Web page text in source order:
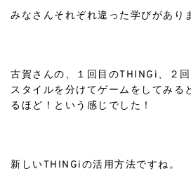
みなさんそれぞれ違った学びがあり
古賀さんの、１回目のTHINGi、２
スタイルを分けてゲームをしてみる
るほど！という感じでした！
新しいTHINGiの活用方法ですね。